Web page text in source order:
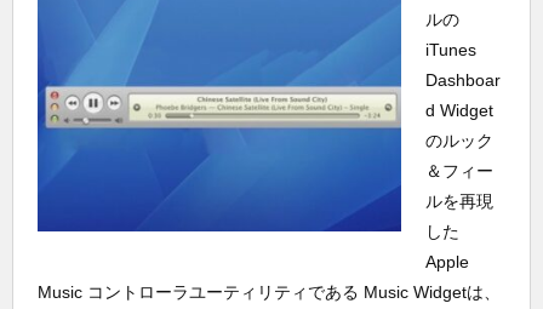
ルの
iTunes
Dashboar
d Widget
のルック
＆フィー
ルを再現
した
Apple
Music コントローラユーティリティである Music Widgetは、